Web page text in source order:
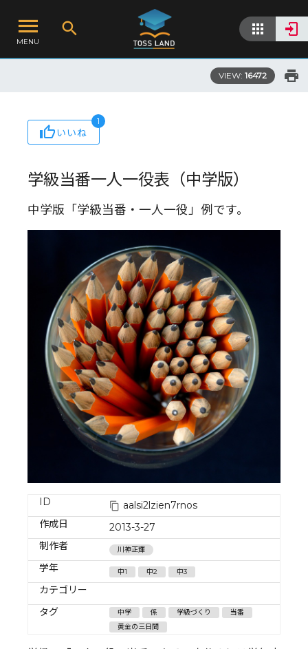
MENU
VIEW: 16472
いいね
1
学級当番一人一役表（中学版）
中学版「学級当番・一人一役」例です。
ID
aalsi2lzien7rnos
作成日
2013-3-27
制作者
川神正輝
学年 中1 中2 中3
カテゴリー
タグ
中学 係 学級づくり
当番
黄金の三日間